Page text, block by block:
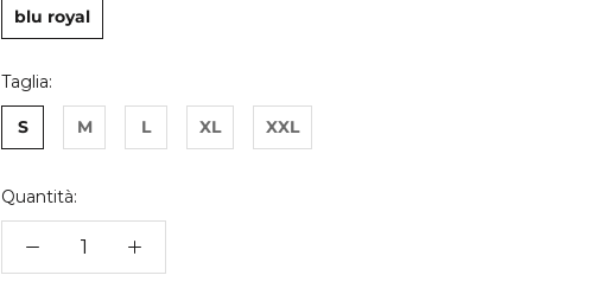
blu royal
Taglia:
S M L XL XXL
Quantità: